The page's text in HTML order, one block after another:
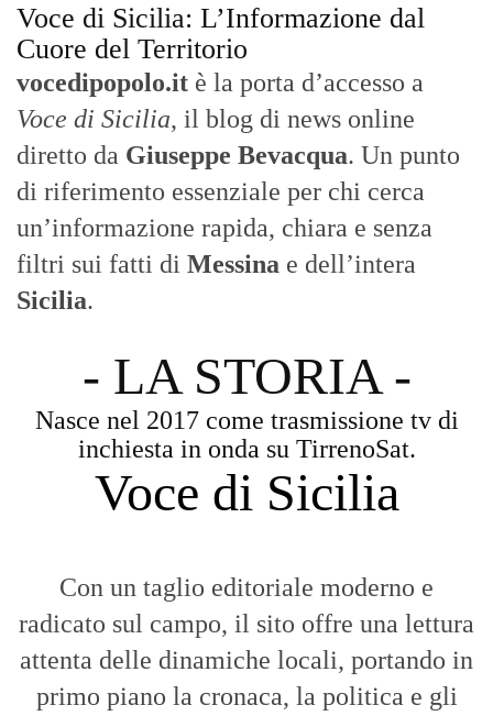
Voce di Sicilia: L’Informazione dal
Cuore del Territorio
vocedipopolo.it è la porta d’accesso a
Voce di Sicilia, il blog di news online
diretto da Giuseppe Bevacqua. Un punto
di riferimento essenziale per chi cerca
un’informazione rapida, chiara e senza
filtri sui fatti di Messina e dell’intera
Sicilia.
- LA STORIA -
Nasce nel 2017 come trasmissione tv di
inchiesta in onda su TirrenoSat.
Voce di Sicilia
Con un taglio editoriale moderno e
radicato sul campo, il sito offre una lettura
attenta delle dinamiche locali, portando in
primo piano la cronaca, la politica e gli